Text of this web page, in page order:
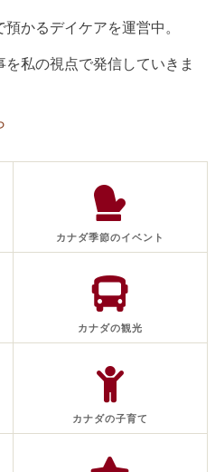
かるデイケアを運営中。
私の視点で発信していきま
カナダ季節のイベント
カナダの観光
カナダの子育て